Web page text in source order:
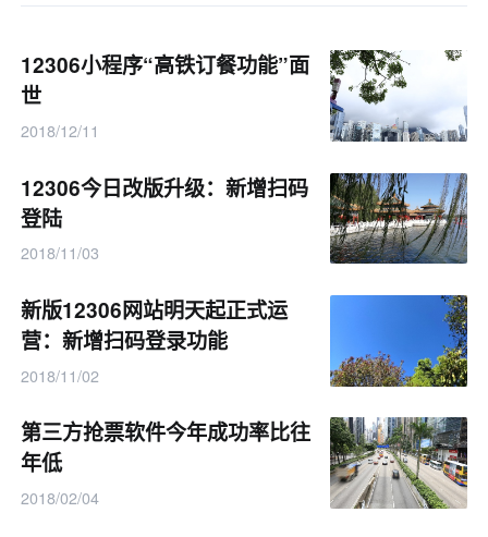
12306小程序“高铁订餐功能”面
世
2018/12/11
12306今日改版升级：新增扫码
登陆
2018/11/03
新版12306网站明天起正式运
营：新增扫码登录功能
2018/11/02
第三方抢票软件今年成功率比往
年低
2018/02/04